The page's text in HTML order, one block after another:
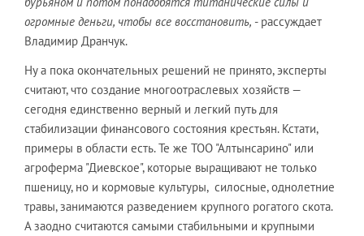
огромные деньги, чтобы все восстановить, - рассуждает
Владимир Дранчук.
Ну а пока окончательных решений не принято, эксперты
считают, что создание многоотраслевых хозяйств —
сегодня единственно верный и легкий путь для
стабилизации финансового состояния крестьян. Кстати,
примеры в области есть. Те же ТОО "Алтынсарино" или
агроферма "Диевское", которые выращивают не только
пшеницу, но и кормовые культуры, силосные, однолетние
травы, занимаются разведением крупного рогатого скота.
А заодно считаются самыми стабильными и крупными